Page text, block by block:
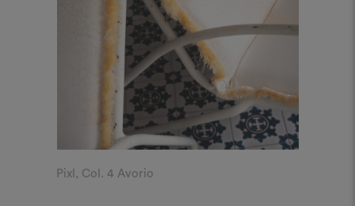
Pixl, Col. 4 Avorio